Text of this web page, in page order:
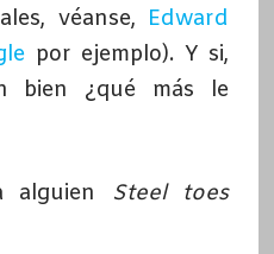
véanse, Edward
por ejemplo). Y si,
bien ¿qué más le
alguien Steel toes